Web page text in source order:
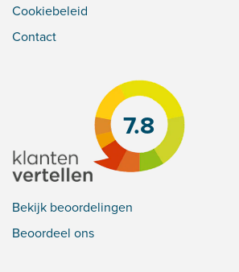
Cookiebeleid
Contact
7.8
Bekijk beoordelingen
Beoordeel ons